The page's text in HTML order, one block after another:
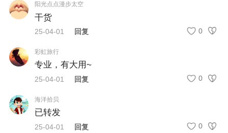
检验实力
磨炼技巧|时间管理、答题策略全演练
查漏补缺
考前演练
|限时演练 把控考试节奏
阳光点点漫步太空
干货
25-04-01 回复 0
彩虹旅行
专业，有大用~
25-04-01 回复 0
海洋拾贝
已转发
25-04-01 回复 0